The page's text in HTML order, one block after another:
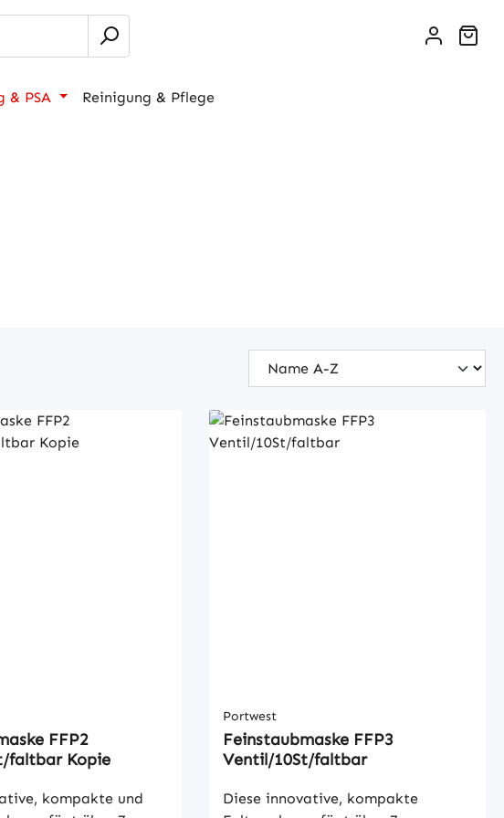
& PSA Reinigung & Pflege
FFP2
faltbar Kopie
kompakte und
Portwest
Feinstaubmaske FFP3
Ventil/10St/faltbar
Diese innovative, kompakte